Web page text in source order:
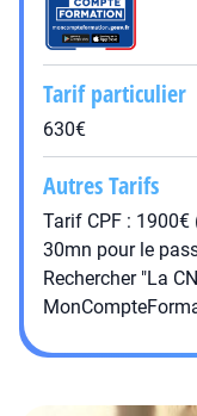
Tarif particulier
630€
Autres Tarifs
Tarif CPF :
30mn pour le
Rechercher "La